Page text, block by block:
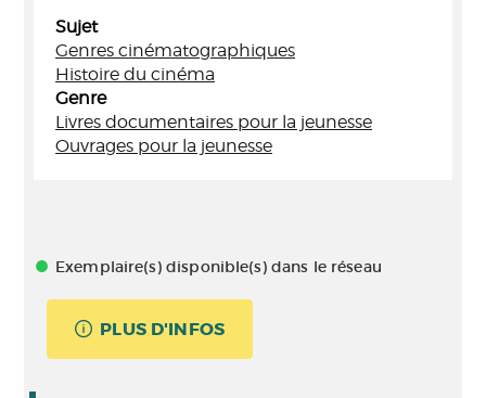
Sujet
Genres cinématographiques
Histoire du cinéma
Genre
Livres documentaires pour la jeunesse
Ouvrages pour la jeunesse
Exemplaire(s) disponible(s) dans le réseau
PLUS D'INFOS